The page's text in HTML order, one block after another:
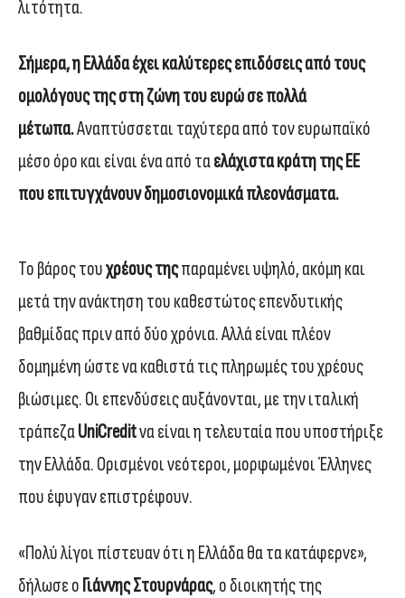
λιτότητα.
Σήμερα, η Ελλάδα έχει καλύτερες επιδόσεις από τους
ομολόγους της στη ζώνη του ευρώ σε πολλά
μέτωπα.Αναπτύσσεται ταχύτερα από τον ευρωπαϊκό
μέσο όρο και είναι ένα από ταελάχιστα κράτη της ΕΕ
που επιτυγχάνουν δημοσιονομικά πλεονάσματα.
Το βάρος τουχρέους τηςπαραμένει υψηλό, ακόμη και
μετά την ανάκτηση του καθεστώτος επενδυτικής
βαθμίδας πριν από δύο χρόνια. Αλλά είναι πλέον
δομημένη ώστε να καθιστά τις πληρωμές του χρέους
βιώσιμες. Οι επενδύσεις αυξάνονται, με την ιταλική
τράπεζαUniCreditνα είναι η τελευταία που υποστήριξε
την Ελλάδα. Ορισμένοι νεότεροι, μορφωμένοι Έλληνες
που έφυγαν επιστρέφουν.
«Πολύ λίγοι πίστευαν ότι η Ελλάδα θα τα κατάφερνε»,
δήλωσε ο Γιάννης Στουρνάρας, ο διοικητής της